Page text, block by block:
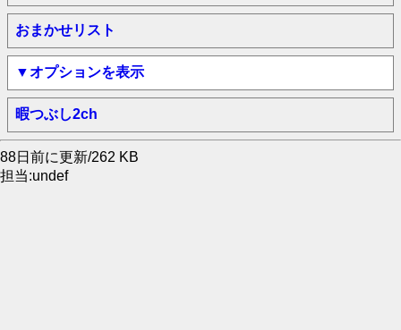
おまかせリスト
▼オプションを表示
暇つぶし2ch
88日前に更新/262 KB
担当:undef